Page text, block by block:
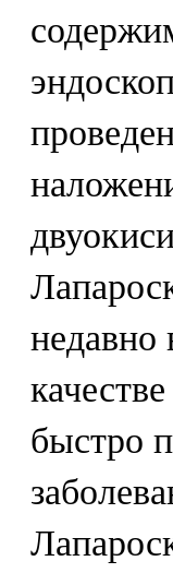
недавно
быстро